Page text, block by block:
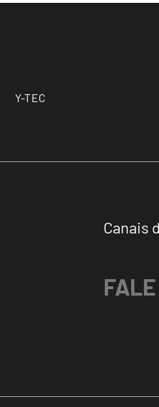
Y-TEC
Canais
FALE